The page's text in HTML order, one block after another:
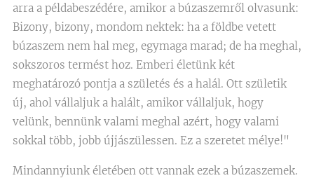
arra a példabeszédére, amikor a búzaszemről olvasunk:
Bizony, bizony, mondom nektek: ha a földbe vetett
búzaszem nem hal meg, egymaga marad; de ha meghal,
sokszoros termést hoz. Emberi életünk két
meghatározó pontja a születés és a halál. Ott születik
új, ahol vállaljuk a halált, amikor vállaljuk, hogy
velünk, bennünk valami meghal azért, hogy valami
sokkal több, jobb újjászülessen. Ez a szeretet mélye!"
Mindannyiunk életében ott vannak ezek a búzaszemek.